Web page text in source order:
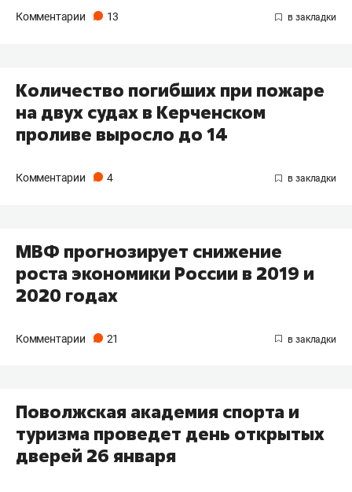
Комментарии 13
Количество погибших при пожаре
на двух судах в Керченском
проливе выросло до 14
Комментарии 4
МВФ прогнозирует снижение
роста экономики России в 2019 и
2020 годах
Комментарии 21
Поволжская академия спорта и
туризма проведет день открытых
дверей 26 января